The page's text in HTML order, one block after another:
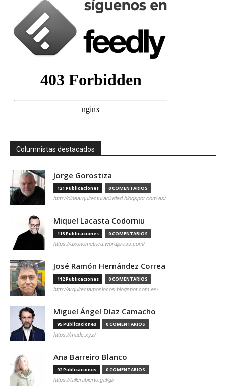
Columnistas destacados
Jorge Gorostiza
121 Publicaciones 0 COMENTARIOS
http://cinearquitecturaciudad.blogspot.com.es/
Miquel Lacasta Codorniu
113 Publicaciones 0 COMENTARIOS
https://axonometrica.wordpress.com/
José Ramón Hernández Correa
112 Publicaciones 0 COMENTARIOS
http://arquitectamoslocos.blogspot.com.es/
Miguel Ángel Díaz Camacho
95 Publicaciones 0 COMENTARIOS
https://madc.xyz/
Ana Barreiro Blanco
92 Publicaciones 0 COMENTARIOS
https://tallerabierto.gal/gl/